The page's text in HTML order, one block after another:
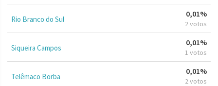
Rio Branco do Sul
0,01%
2 votos
Siqueira Campos
0,01%
1 votos
Telêmaco Borba
0,01%
2 votos